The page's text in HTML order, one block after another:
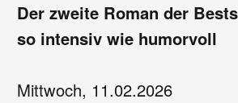
Der zweite Roman der
so intensiv wie humorvoll
Mittwoch, 11.02.2026